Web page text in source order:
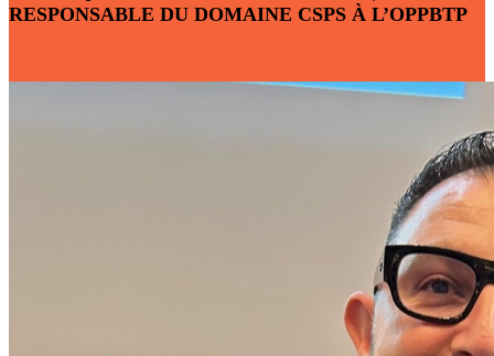
RESPONSABLE DU DOMAINE CSPS À L’OPPBTP